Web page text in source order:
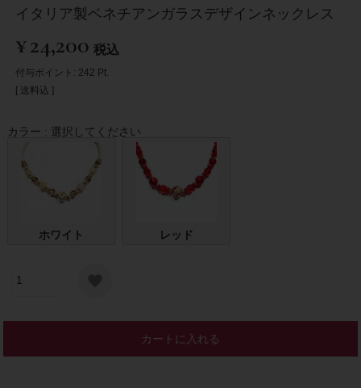
イタリア製ベネチアンガラスデザインネックレス
¥24,200 税込
付与ポイント: 242 Pt.
送料込
カラー 選択してください
ホワイト レッド
カートに入れる